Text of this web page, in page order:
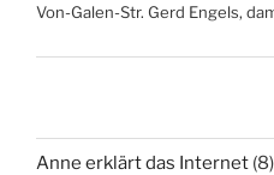
Von-Galen-Str. Gerd Engels,
Anne erklärt das Internet (8)